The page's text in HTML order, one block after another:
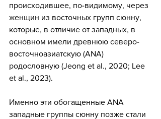
происходившее, по-видимому, через
женщин из восточных групп сюнну,
которые, в отличие от западных, в
основном имели древнюю северо-
восточноазиатскую (ANA)
родословную (Jeong et al., 2020; Lee
et al., 2023).
Именно эти обогащенные ANA
западные группы сюнну позже стали